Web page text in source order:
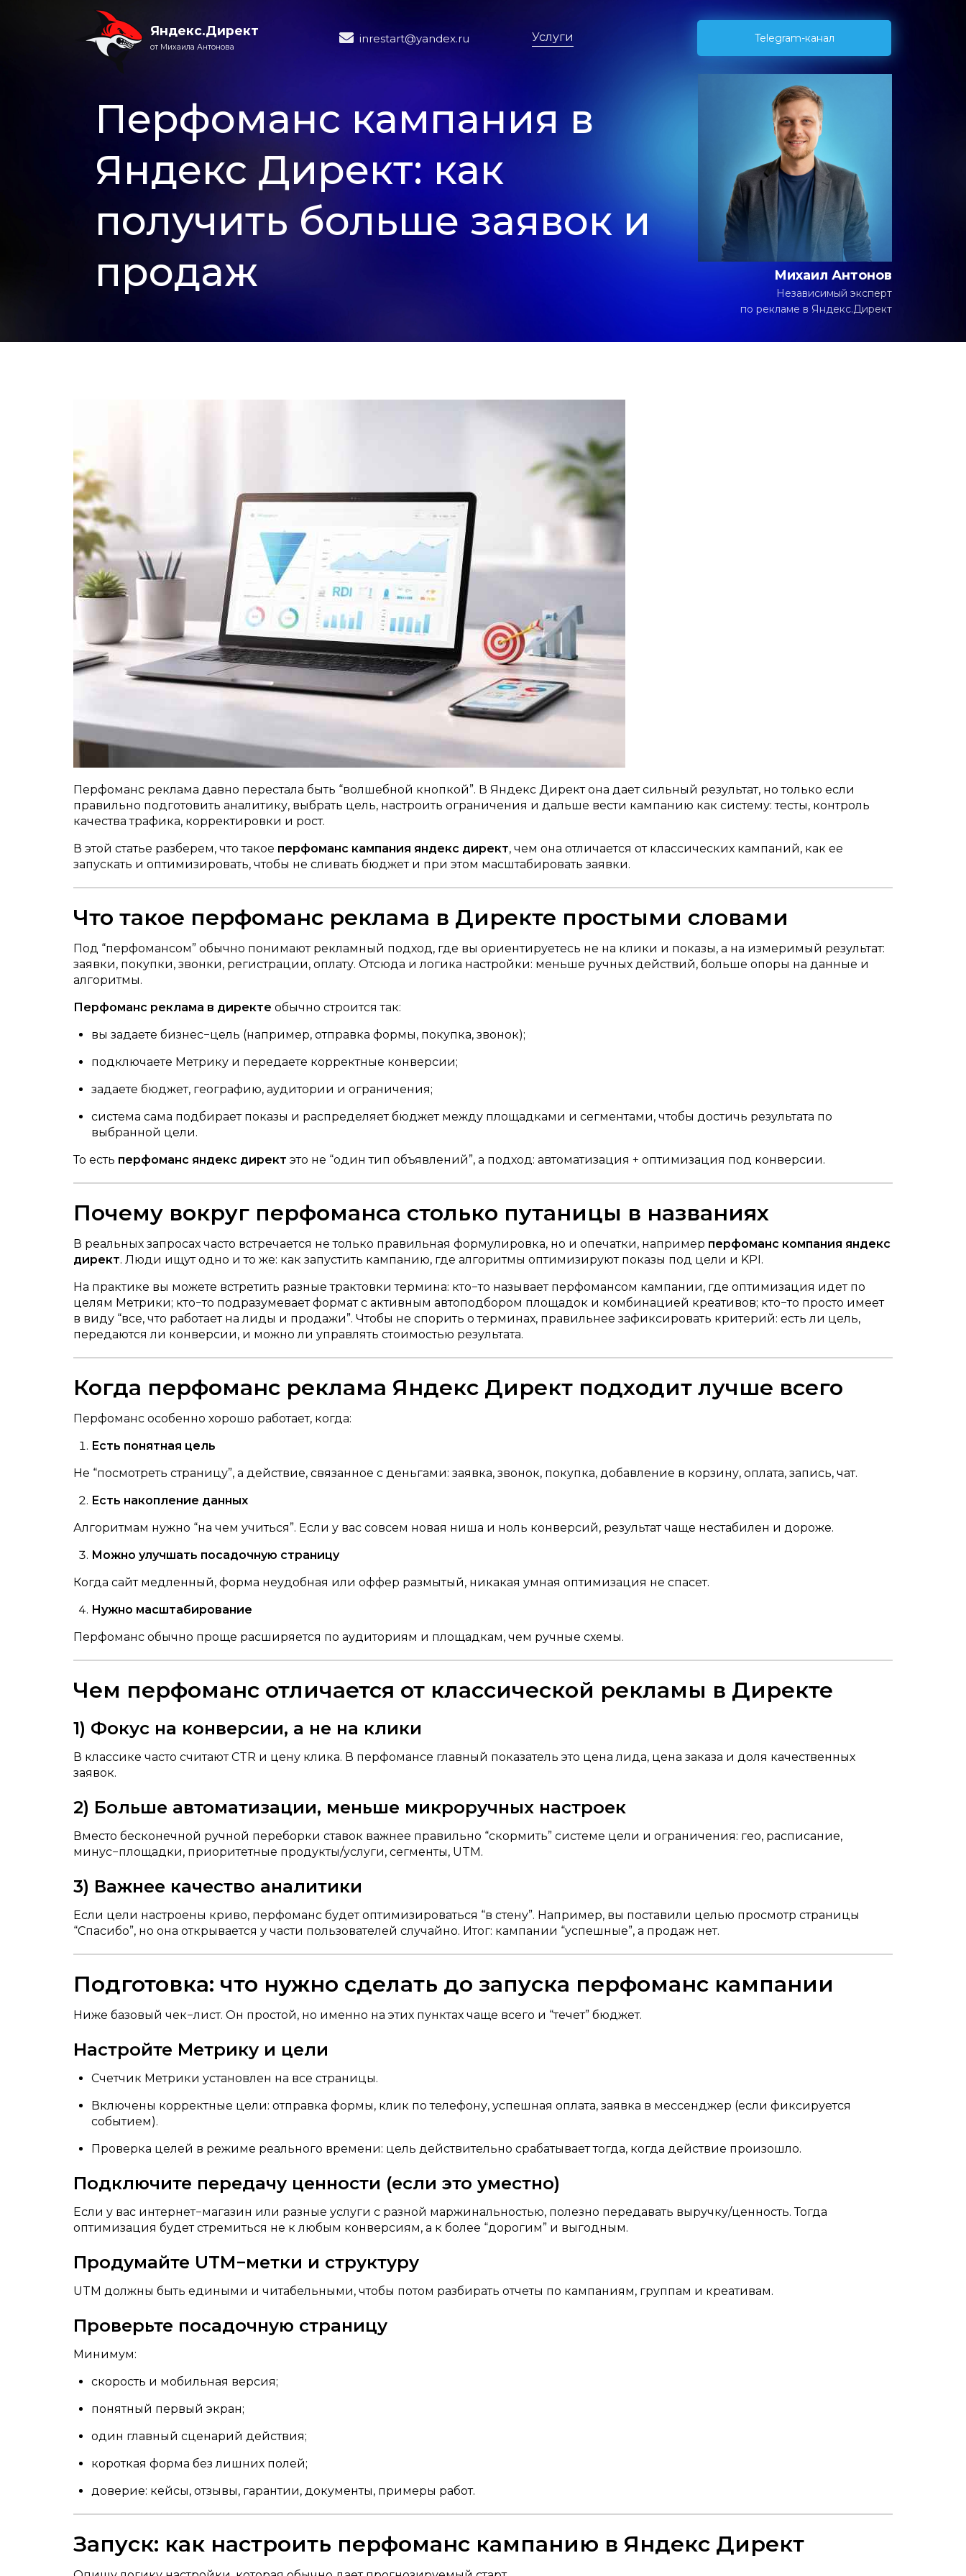
Яндекс.Директ
от Михаила Антонова
inrestart@yandex.ru Услуги Telegram-канал
Перфоманс кампания в
Яндекс Директ: как
получить больше заявок и
продаж
Михаил Антонов
Независимый эксперт
по рекламе в Яндекс.Директ
Перфоманс реклама давно перестала быть “волшебной кнопкой”. В Яндекс Директ она дает сильный результат, но только если
правильно подготовить аналитику, выбрать цель, настроить ограничения и дальше вести кампанию как систему: тесты, контроль
качества трафика, корректировки и рост.
В этой статье разберем, что такое перфоманс кампания яндекс директ, чем она отличается от классических кампаний, как ее
запускать и оптимизировать, чтобы не сливать бюджет и при этом масштабировать заявки.
Что такое перфоманс реклама в Директе простыми словами
Под “перфомансом” обычно понимают рекламный подход, где вы ориентируетесь не на клики и показы, а на измеримый результат:
заявки, покупки, звонки, регистрации, оплату. Отсюда и логика настройки: меньше ручных действий, больше опоры на данные и
алгоритмы.
Перфоманс реклама в директе обычно строится так:
вы задаете бизнес−цель (например, отправка формы, покупка, звонок);
подключаете Метрику и передаете корректные конверсии;
задаете бюджет, географию, аудитории и ограничения;
система сама подбирает показы и распределяет бюджет между площадками и сегментами, чтобы достичь результата по
выбранной цели.
То есть перфоманс яндекс директ это не “один тип объявлений”, а подход: автоматизация + оптимизация под конверсии.
Почему вокруг перфоманса столько путаницы в названиях
В реальных запросах часто встречается не только правильная формулировка, но и опечатки, например перфоманс компания яндекс
директ. Люди ищут одно и то же: как запустить кампанию, где алгоритмы оптимизируют показы под цели и KPI.
На практике вы можете встретить разные трактовки термина: кто−то называет перфомансом кампании, где оптимизация идет по
целям Метрики; кто−то подразумевает формат с активным автоподбором площадок и комбинацией креативов; кто−то просто имеет
в виду “все, что работает на лиды и продажи”. Чтобы не спорить о терминах, правильнее зафиксировать критерий: есть ли цель,
передаются ли конверсии, и можно ли управлять стоимостью результата.
Когда перфоманс реклама Яндекс Директ подходит лучше всего
Перфоманс особенно хорошо работает, когда:
Есть понятная цель
Не “посмотреть страницу”, а действие, связанное с деньгами: заявка, звонок, покупка, добавление в корзину, оплата, запись, чат.
Есть накопление данных
Алгоритмам нужно “на чем учиться”. Если у вас совсем новая ниша и ноль конверсий, результат чаще нестабилен и дороже.
Можно улучшать посадочную страницу
Когда сайт медленный, форма неудобная или оффер размытый, никакая умная оптимизация не спасет.
Нужно масштабирование
Перфоманс обычно проще расширяется по аудиториям и площадкам, чем ручные схемы.
Чем перфоманс отличается от классической рекламы в Директе
1) Фокус на конверсии, а не на клики
В классике часто считают CTR и цену клика. В перфомансе главный показатель это цена лида, цена заказа и доля качественных
заявок.
2) Больше автоматизации, меньше микроручных настроек
Вместо бесконечной ручной переборки ставок важнее правильно “скормить” системе цели и ограничения: гео, расписание,
минус−площадки, приоритетные продукты/услуги, сегменты, UTM.
3) Важнее качество аналитики
Если цели настроены криво, перфоманс будет оптимизироваться “в стену”. Например, вы поставили целью просмотр страницы
“Спасибо”, но она открывается у части пользователей случайно. Итог: кампании “успешные”, а продаж нет.
Подготовка: что нужно сделать до запуска перфоманс кампании
Ниже базовый чек−лист. Он простой, но именно на этих пунктах чаще всего и “течет” бюджет.
Настройте Метрику и цели
Счетчик Метрики установлен на все страницы.
Включены корректные цели: отправка формы, клик по телефону, успешная оплата, заявка в мессенджер (если фиксируется
событием).
Проверка целей в режиме реального времени: цель действительно срабатывает тогда, когда действие произошло.
Подключите передачу ценности (если это уместно)
Если у вас интернет−магазин или разные услуги с разной маржинальностью, полезно передавать выручку/ценность. Тогда
оптимизация будет стремиться не к любым конверсиям, а к более “дорогим” и выгодным.
Продумайте UTM−метки и структуру
UTM должны быть едиными и читабельными, чтобы потом разбирать отчеты по кампаниям, группам и креативам.
Проверьте посадочную страницу
Минимум:
скорость и мобильная версия;
понятный первый экран;
один главный сценарий действия;
короткая форма без лишних полей;
доверие: кейсы, отзывы, гарантии, документы, примеры работ.
Запуск: как настроить перфоманс кампанию в Яндекс Директ